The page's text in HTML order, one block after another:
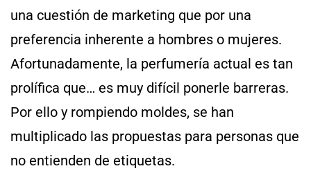
una cuestión de marketing que por una
preferencia inherente a hombres o mujeres.
Afortunadamente, la perfumería actual es tan
prolífica que… es muy difícil ponerle barreras.
Por ello y rompiendo moldes, se han
multiplicado las propuestas para personas que
no entienden de etiquetas.